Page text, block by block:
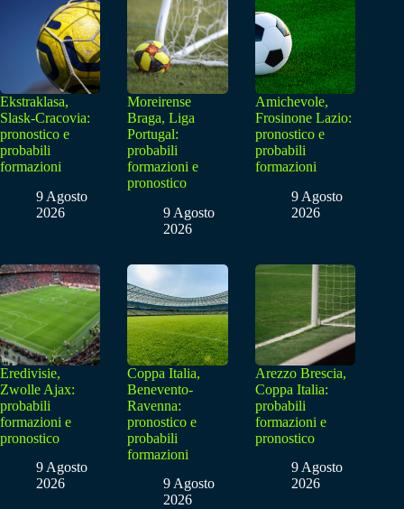
Ekstraklasa,
Slask-Cracovia:
pronostico e
probabili
formazioni
9 Agosto
2026
Moreirense
Braga, Liga
Portugal:
probabili
formazioni e
pronostico
9 Agosto
2026
Amichevole,
Frosinone Lazio:
pronostico e
probabili
formazioni
9 Agosto
2026
Eredivisie,
Zwolle Ajax:
probabili
formazioni e
pronostico
9 Agosto
2026
Coppa Italia,
Benevento-
Ravenna:
pronostico e
probabili
formazioni
9 Agosto
2026
Arezzo Brescia,
Coppa Italia:
probabili
formazioni e
pronostico
9 Agosto
2026